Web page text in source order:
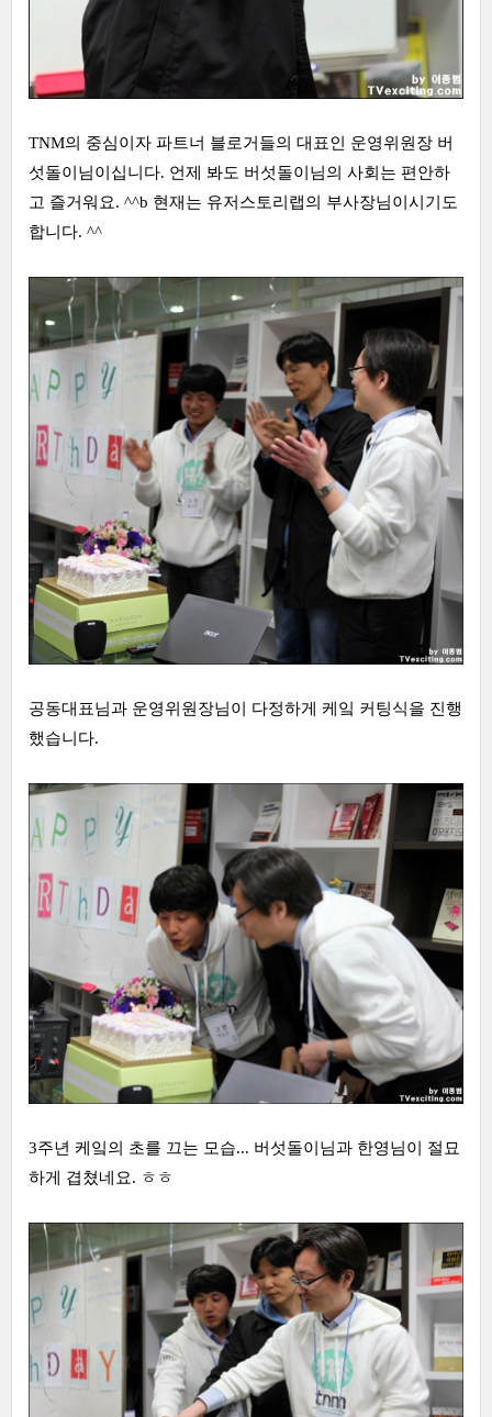
TNM의 중심이자 파트너 블로거들의 대표인 운영위원장 버
섯돌이님이십니다. 언제 봐도 버섯돌이님의 사회는 편안하
고 즐거워요. ^^b 현재는 유저스토리랩의 부사장님이시기도
합니다. ^^
공동대표님과 운영위원장님이 다정하게 케잌 커팅식을 진행
했습니다.
3주년 케잌의 초를 끄는 모습... 버섯돌이님과 한영님이 절묘
하게 겹쳤네요. ㅎㅎ